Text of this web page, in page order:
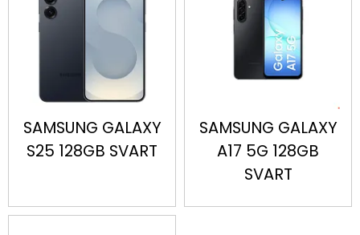
SAMSUNG GALAXY
S25 128GB SVART
SAMSUNG GALAXY
A17 5G 128GB
SVART